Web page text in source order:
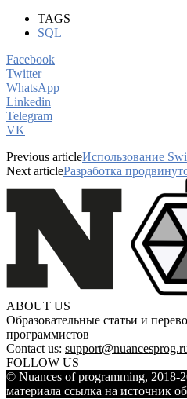
TAGS
SQL
Facebook
Twitter
WhatsApp
Linkedin
Telegram
VK
Previous articleИспользование
Next articleРазработка
ABOUT US
Образовательные статьи и
программистов
Contact us:
FOLLOW US
© Nuances of programming, 2018-
материала ссылка на источник